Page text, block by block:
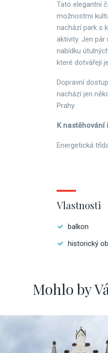
Tato elegantní
možnostmi
nachází park s
aktivity. Jen
nabídku
které dotvářejí
Dopravní
nachází jen
Prahy.
K nastěhování
Energetická
Vlastnosti
balkon
historický
Mohlo by